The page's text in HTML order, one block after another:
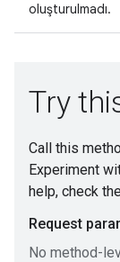
oluşturulmadı.